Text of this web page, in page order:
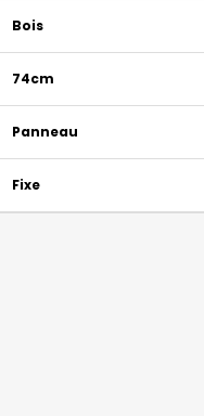
Bois
74cm
Panneau
Fixe